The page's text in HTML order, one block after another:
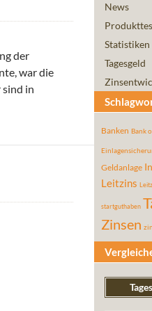
der
war die
sind in
Europa für den Bankenirrsinn
News
Statistiken
Tagesgeld
Banken Bank
Geldanlage
Leitzins
startguthaben
Zinsen